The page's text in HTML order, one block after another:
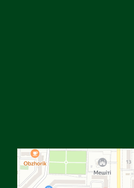
Улица Байтурсынова, 16 — Яндекс Карты